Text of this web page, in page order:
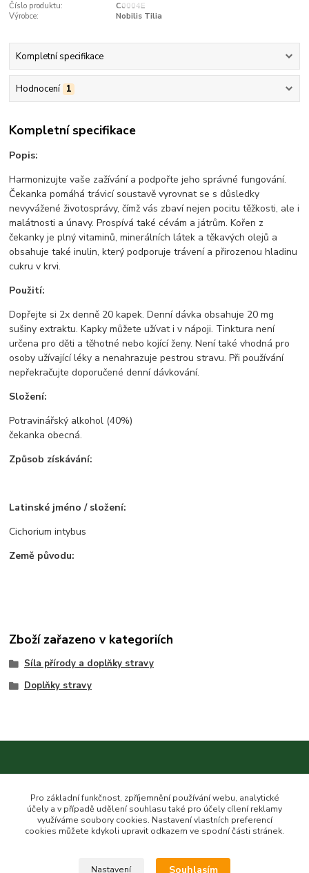
Číslo produktu:
C0004E
Výrobce:
Nobilis Tilia
Kompletní specifikace
Hodnocení 1
Kompletní specifikace
Popis:
Harmonizujte vaše zažívání a podpořte jeho správné fungování.
Čekanka pomáhá trávicí soustavě vyrovnat se s důsledky
nevyvážené životosprávy, čímž vás zbaví nejen pocitu těžkosti, ale i
malátnosti a únavy. Prospívá také cévám a játrům. Kořen z
čekanky je plný vitaminů, minerálních látek a těkavých olejů a
obsahuje také inulin, který podporuje trávení a přirozenou hladinu
cukru v krvi.
Použití:
Dopřejte si 2x denně 20 kapek. Denní dávka obsahuje 20 mg
sušiny extraktu. Kapky můžete užívat i v nápoji. Tinktura není
určena pro děti a těhotné nebo kojící ženy. Není také vhodná pro
osoby užívající léky a nenahrazuje pestrou stravu. Při používání
nepřekračujte doporučené denní dávkování.
Složení:
Potravinářský alkohol (40%)
čekanka obecná.
Způsob získávání:
Latinské jméno / složení:
Cichorium intybus
Země původu:
Zboží zařazeno v kategoriích
Síla přírody a doplňky stravy
Doplňky stravy
Pro základní funkčnost, zpříjemnění používání webu, analytické
účely a v případě udělení souhlasu také pro účely cílení reklamy
využíváme soubory cookies. Nastavení vlastních preferencí
cookies můžete kdykoli upravit odkazem ve spodní části stránek.
Nastavení Souhlasím